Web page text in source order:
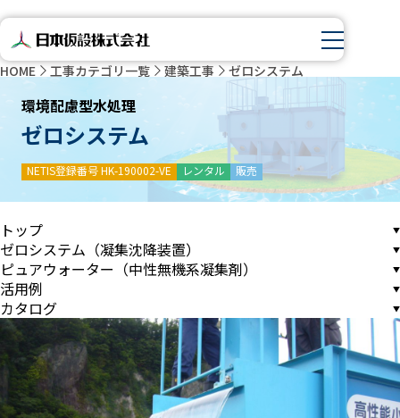
HOME 工事カテゴリ一覧 建築工事 ゼロシステム
環境配慮型水処理
ゼロシステム
NETIS登録番号 HK-190002-VE レンタル 販売
トップ
ゼロシステム（凝集沈降装置）
ピュアウォーター（中性無機系凝集剤）
活用例
カタログ